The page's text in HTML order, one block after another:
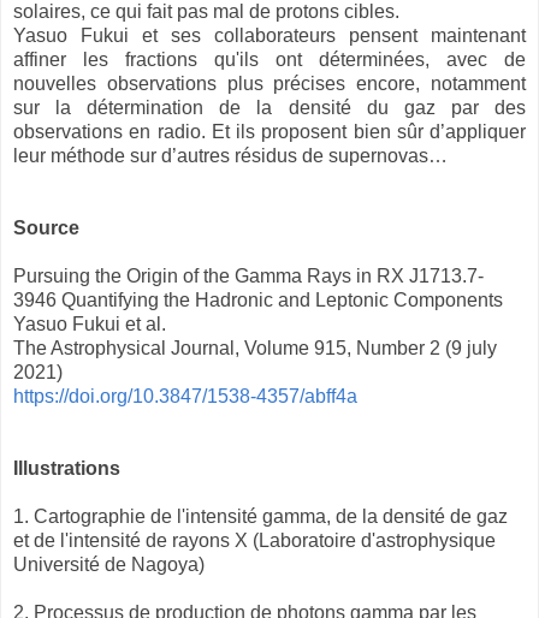
solaires, ce qui fait pas mal de protons cibles.
Yasuo Fukui et ses collaborateurs pensent maintenant
affiner les fractions qu'ils ont déterminées, avec de
nouvelles observations plus précises encore, notamment
sur la détermination de la densité du gaz par des
observations en radio. Et ils proposent bien sûr d’appliquer
leur méthode sur d’autres résidus de supernovas…
Source
Pursuing the Origin of the Gamma Rays in RX J1713.7-
3946 Quantifying the Hadronic and Leptonic Components
Yasuo Fukui et al.
The Astrophysical Journal, Volume 915, Number 2 (9 july
2021)
https://doi.org/10.3847/1538-4357/abff4a
Illustrations
1. Cartographie de l'intensité gamma, de la densité de gaz
et de l'intensité de rayons X (Laboratoire d'astrophysique
Université de Nagoya)
2. Processus de production de photons gamma par les